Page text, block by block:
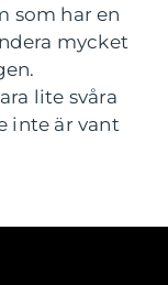
som har en
mycket
lite svåra
inte är vant